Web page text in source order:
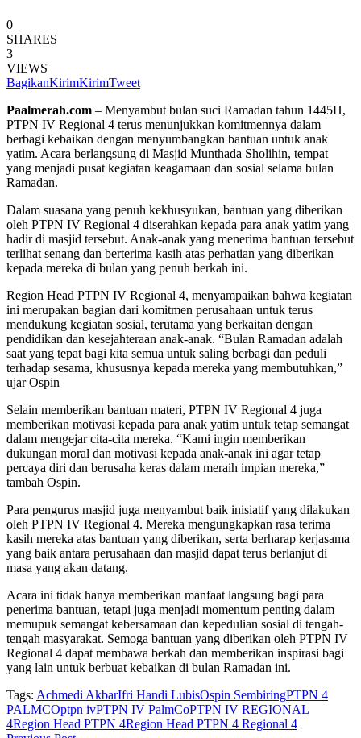
0
SHARES
3
VIEWS
BagikanKirimKirimTweet
Paalmerah.com – Menyambut bulan suci Ramadan tahun 1445H,
PTPN IV Regional 4 terus menunjukkan komitmennya dalam
berbagi kebaikan dengan menyumbangkan bantuan untuk anak
yatim. Acara berlangsung di Masjid Munthada Sholihin, tempat
yang menjadi pusat kegiatan keagamaan dan sosial selama bulan
Ramadan.
Dalam suasana yang penuh kekhusyukan, bantuan yang diberikan
oleh PTPN IV Regional 4 diserahkan kepada para anak yatim yang
hadir di masjid tersebut. Anak-anak yang menerima bantuan tersebut
terlihat senang dan berterima kasih atas perhatian yang diberikan
kepada mereka di bulan yang penuh berkah ini.
Region Head PTPN IV Regional 4, menyampaikan bahwa kegiatan
ini merupakan bagian dari komitmen perusahaan untuk terus
mendukung kegiatan sosial, terutama yang berkaitan dengan
pendidikan dan kesejahteraan anak-anak. “Bulan Ramadan adalah
saat yang tepat bagi kita semua untuk saling berbagi dan peduli
terhadap sesama, khususnya kepada mereka yang membutuhkan,”
ujar Ospin
Selain memberikan bantuan materi, PTPN IV Regional 4 juga
memberikan motivasi kepada para anak yatim untuk tetap semangat
dalam mengejar cita-cita mereka. “Kami ingin memberikan
dukungan moral dan motivasi kepada anak-anak ini agar tetap
percaya diri dan berusaha keras dalam meraih impian mereka,”
tambah Ospin.
Para pengurus masjid juga menyambut baik inisiatif yang dilakukan
oleh PTPN IV Regional 4. Mereka mengungkapkan rasa terima
kasih mereka atas bantuan yang diberikan, serta berharap kerjasama
yang baik antara perusahaan dan masjid dapat terus berlanjut di
masa yang akan datang.
Acara ini tidak hanya memberikan manfaat langsung bagi para
penerima bantuan, tetapi juga menjadi momentum penting dalam
memupuk semangat kebersamaan dan kepedulian sosial di tengah-
tengah masyarakat. Semoga bantuan yang diberikan oleh PTPN IV
Regional 4 dapat membawa berkah dan memberikan inspirasi bagi
yang lain untuk berbuat kebaikan di bulan Ramadan ini.
Tags: Achmedi AkbarIfri Handi LubisOspin SembiringPTPN 4
PALMCOptpn ivPTPN IV PalmCoPTPN IV REGIONAL
4Region Head PTPN 4Region Head PTPN 4 Regional 4